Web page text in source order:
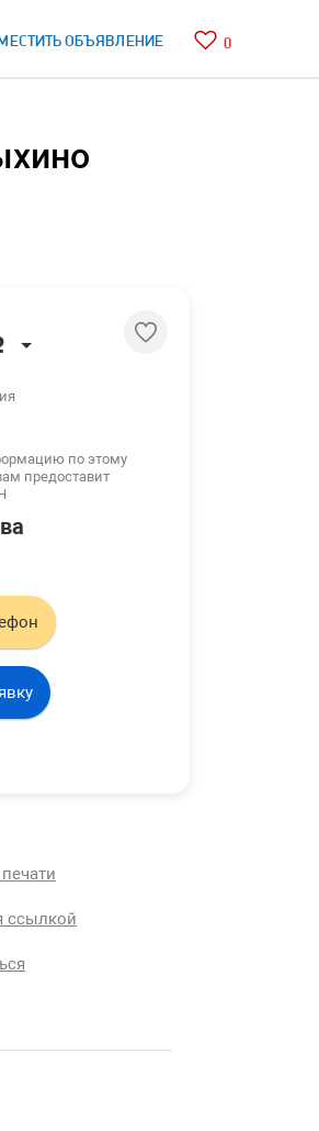
ОБЪЯВЛЕНИЕ 0
по этому
предоставит
ссылкой